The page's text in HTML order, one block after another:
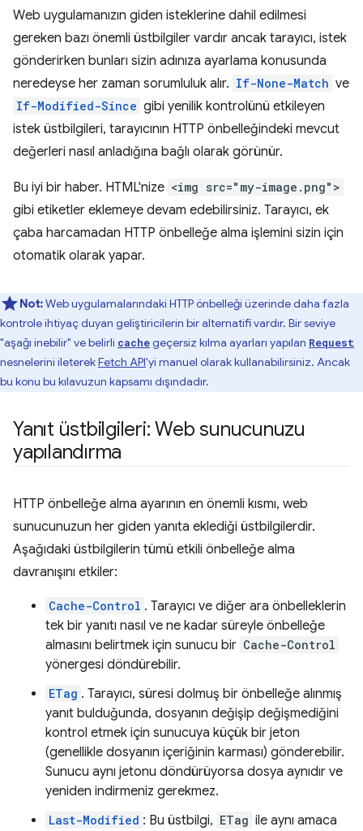
Web uygulamanızın giden isteklerine dahil edilmesi
gereken bazı önemli üstbilgiler vardır ancak tarayıcı, istek
gönderirken bunları sizin adınıza ayarlama konusunda
neredeyse her zaman sorumluluk alır. If-None-Match ve
If-Modified-Since gibi yenilik kontrolünü etkileyen
istek üstbilgileri, tarayıcının HTTP önbelleğindeki mevcut
değerleri nasıl anladığına bağlı olarak görünür.
Bu iyi bir haber. HTML'nize <img src="my-image.png">
gibi etiketler eklemeye devam edebilirsiniz. Tarayıcı, ek
çaba harcamadan HTTP önbelleğe alma işlemini sizin için
otomatik olarak yapar.
Not:Web uygulamalarındaki HTTP önbelleği üzerinde daha fazla
kontrole ihtiyaç duyan geliştiricilerin bir alternatifi vardır. Bir seviye
"aşağı inebilir" ve belirli cachegeçersiz kılma ayarları yapılan Request
nesnelerini ileterekFetch API'yi manuel olarak kullanabilirsiniz. Ancak
bu konu bu kılavuzun kapsamı dışındadır.
Yanıt üstbilgileri: Web sunucunuzu
yapılandırma
HTTP önbelleğe alma ayarının en önemli kısmı, web
sunucunuzun her giden yanıta eklediği üstbilgilerdir.
Aşağıdaki üstbilgilerin tümü etkili önbelleğe alma
davranışını etkiler:
Cache-Control . Tarayıcı ve diğer ara önbelleklerin
tek bir yanıtı nasıl ve ne kadar süreyle önbelleğe
almasını belirtmek için sunucu bir Cache-Control
yönergesi döndürebilir.
ETag . Tarayıcı, süresi dolmuş bir önbelleğe alınmış
yanıt bulduğunda, dosyanın değişip değişmediğini
kontrol etmek için sunucuya küçük bir jeton
(genellikle dosyanın içeriğinin karması) gönderebilir.
Sunucu aynı jetonu döndürüyorsa dosya aynıdır ve
yeniden indirmeniz gerekmez.
Last-Modified : Bu üstbilgi, ETag ile aynı amaca